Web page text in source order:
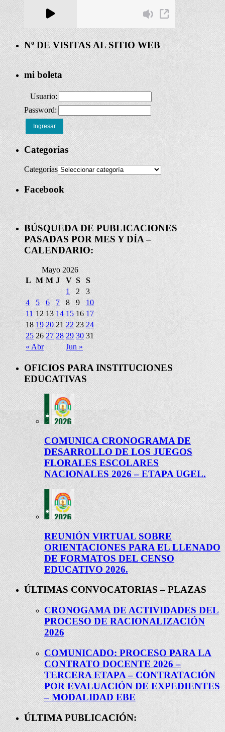
Nº DE VISITAS AL SITIO WEB
mi boleta
Usuario:
Password:
Ingresar
Categorías
Categorías
Facebook
BÚSQUEDA DE PUBLICACIONES
PASADAS POR MES Y DÍA –
CALENDARIO:
Mayo 2026
L M M J V S S
« Abr Jun »
1 2
3
4
5 6 7 8 9
10
11 12 13 14 15 16 17
18 19 20 21 22 23 24
25 26 27 28 29 30 31
OFICIOS PARA INSTITUCIONES
EDUCATIVAS
COMUNICA CRONOGRAMA DE
DESARROLLO DE LOS JUEGOS
FLORALES ESCOLARES
NACIONALES 2026 – ETAPA UGEL.
REUNIÓN VIRTUAL SOBRE
ORIENTACIONES PARA EL LLENADO
DE FORMATOS DEL CENSO
EDUCATIVO 2026.
ÚLTIMAS CONVOCATORIAS – PLAZAS
CRONOGAMA DE ACTIVIDADES DEL
PROCESO DE RACIONALIZACIÓN
2026
COMUNICADO: PROCESO PARA LA
CONTRATO DOCENTE 2026 –
TERCERA ETAPA – CONTRATACIÓN
POR EVALUACIÓN DE EXPEDIENTES
– MODALIDAD EBE
ÚLTIMA PUBLICACIÓN: